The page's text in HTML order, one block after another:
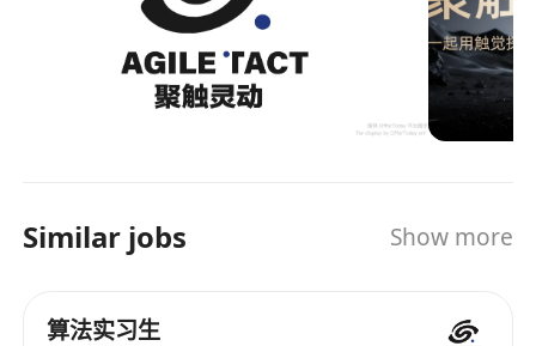
Similar jobs Show more
算法实习生